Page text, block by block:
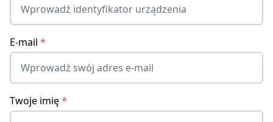
E-mail *
Twoje imię*